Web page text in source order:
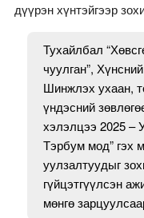
дүүрэн хүнтэйгээр
Тухайлбал
чуулган”,
Шинжлэх ухаан,
үндэсний
хэлэлцээ 2025 –
Тэрбум мод” гэх
уулзалтуудыг
гүйцэтгүүлсэн
мөнгө